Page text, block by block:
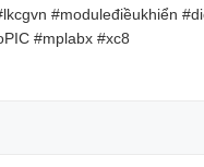
#moduleđiềukhiển
#mplabx #xc8